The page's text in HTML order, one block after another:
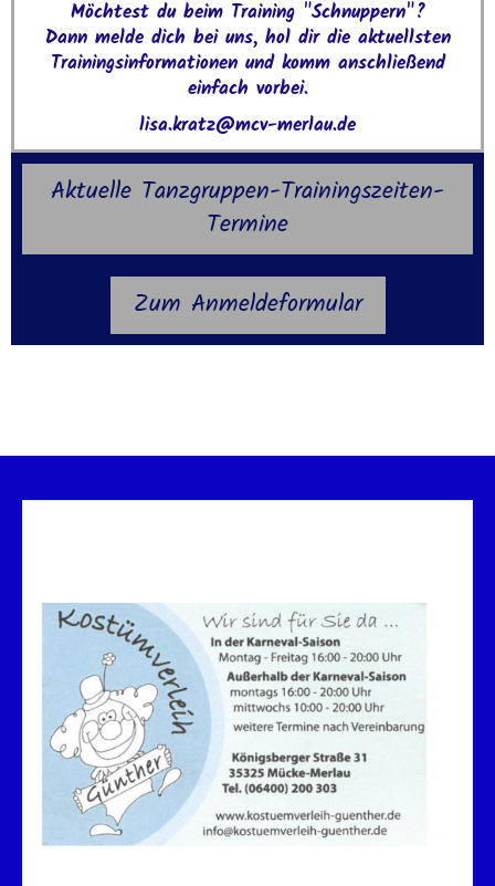
Möchtest du beim Training "Schnuppern"?
Dann melde dich bei uns, hol dir die aktuellsten
Trainingsinformationen und komm anschließend
einfach vorbei.
lisa.kratz@mcv-merlau.de
Aktuelle Tanzgruppen-Trainingszeiten-
Termine
Zum Anmeldeformular